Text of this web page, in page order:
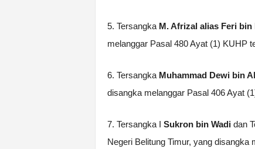
5. Tersangka M. Afrizal alias Feri bin
melanggar Pasal 480 Ayat (1) KUHP
6. Tersangka Muhammad Dewi bin
disangka melanggar Pasal 406 Ayat
7. Tersangka I Sukron bin Wadi dan
Negeri Belitung Timur, yang disangka